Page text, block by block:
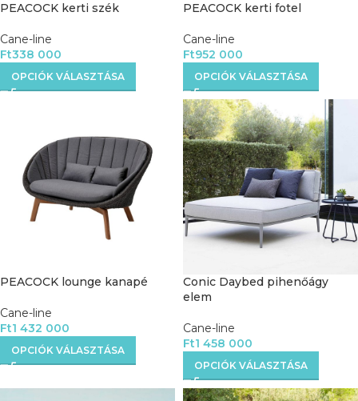
PEACOCK kerti szék
Cane-line
Ft338 000
OPCIÓK VÁLASZTÁSA
PEACOCK kerti fotel
Cane-line
Ft952 000
OPCIÓK VÁLASZTÁSA
PEACOCK lounge kanapé
Cane-line
Ft1 432 000
OPCIÓK VÁLASZTÁSA
Conic Daybed pihenőágy
elem
Cane-line
Ft1 458 000
OPCIÓK VÁLASZTÁSA